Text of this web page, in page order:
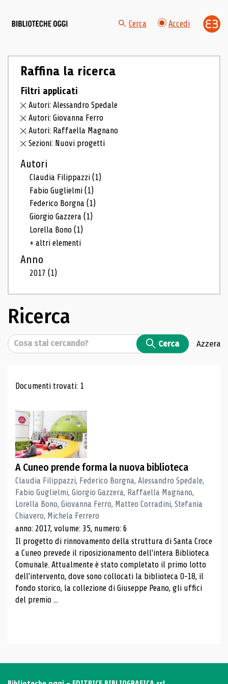
Cerca Accedi
Raffina la ricerca
Filtri applicati
Autori: Alessandro Spedale
Autori: Giovanna Ferro
Autori: Raffaella Magnano
Sezioni: Nuovi progetti
Autori
Claudia Filippazzi(1)
Fabio Guglielmi(1)
Federico Borgna(1)
Giorgio Gazzera(1)
Lorella Bono(1)
+ altri elementi
Anno
2017(1)
Ricerca
Cerca Cerca Azzera
Risultati di ricerca
Documenti trovati: 1
A Cuneo prende forma la nuova biblioteca
Claudia Filippazzi, Federico Borgna, Alessandro Spedale,
Fabio Guglielmi, Giorgio Gazzera, Raffaella Magnano,
Lorella Bono, Giovanna Ferro, Matteo Corradini, Stefania
Chiavero, Michela Ferrero
anno: 2017, volume: 35, numero: 6
Il progetto di rinnovamento della struttura di Santa Croce
a Cuneo prevede il riposizionamento dell'intera Biblioteca
Comunale. Attualmente è stato completato il primo lotto
dell'intervento, dove sono collocati la biblioteca 0-18, il
fondo storico, la collezione di Giuseppe Peano, gli uffici
del premio ...